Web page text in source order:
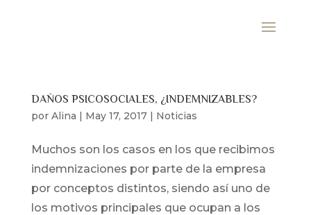
DAÑOS PSICOSOCIALES, ¿INDEMNIZABLES?
por Alina | May 17, 2017| Noticias
Muchos son los casos en los que recibimos
indemnizaciones por parte de la empresa
por conceptos distintos, siendo así uno de
los motivos principales que ocupan a los